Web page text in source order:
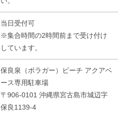
当日受付可
※集合時間の2時間前まで受け付け
しています。
保良泉（ボラガー）ビーチ アクアベ
ース専用駐車場
〒906-0101 沖縄県宮古島市城辺字
保良1139-4